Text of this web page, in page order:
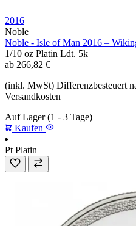
2016
Noble
Noble - Isle of Man 2016 –
1/10 oz Platin Ldt. 5k
ab 266,82 €
(inkl. MwSt) Differenzbesteuert
Versandkosten
Auf Lager (1 - 3 Tage)
Kaufen
Pt Platin